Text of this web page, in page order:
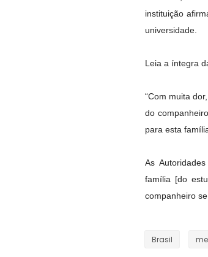
instituição
universidade.
Leia a íntegra
“Com muita
do
para esta
As
família [do
companheiro
Brasil